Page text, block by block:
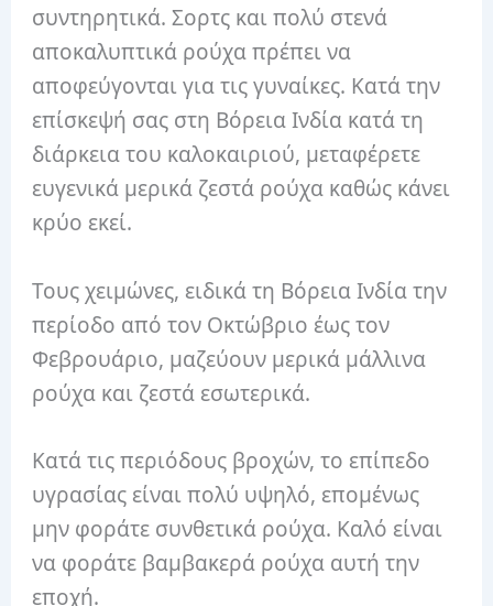
συντηρητικά. Σορτς και πολύ στενά
αποκαλυπτικά ρούχα πρέπει να
αποφεύγονται για τις γυναίκες. Κατά την
επίσκεψή σας στη Βόρεια Ινδία κατά τη
διάρκεια του καλοκαιριού, μεταφέρετε
ευγενικά μερικά ζεστά ρούχα καθώς κάνει
κρύο εκεί.
Τους χειμώνες, ειδικά τη Βόρεια Ινδία την
περίοδο από τον Οκτώβριο έως τον
Φεβρουάριο, μαζεύουν μερικά μάλλινα
ρούχα και ζεστά εσωτερικά.
Κατά τις περιόδους βροχών, το επίπεδο
υγρασίας είναι πολύ υψηλό, επομένως
μην φοράτε συνθετικά ρούχα. Καλό είναι
να φοράτε βαμβακερά ρούχα αυτή την
εποχή.